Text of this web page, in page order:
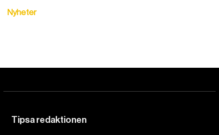
Nyheter
Tipsa redaktionen